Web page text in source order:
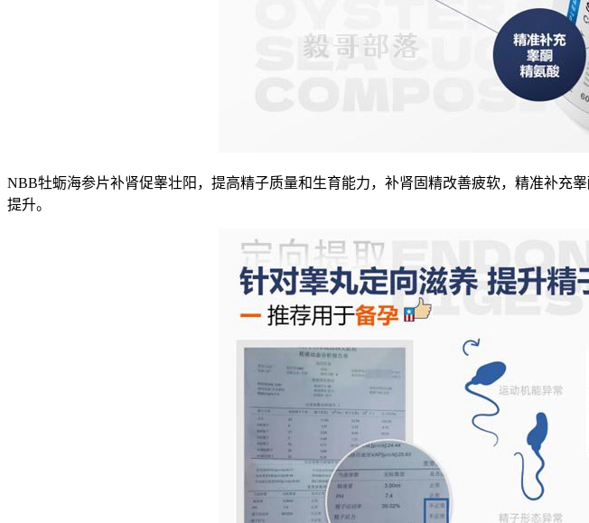
NBB牡蛎海参片补肾促睾壮阳，提高精子质量和生育能力，补肾固精改善疲软，精准补充
提升。